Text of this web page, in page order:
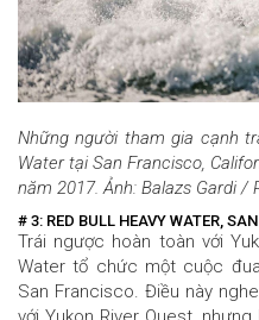
Những người tham gia cạnh
Water tại San Francisco,
năm 2017. Ảnh: Balazs Gardi /
# 3: RED BULL HEAVY WATER,
Trái ngược hoàn toàn với
Water tổ chức một cuộc
San Francisco. Điều này